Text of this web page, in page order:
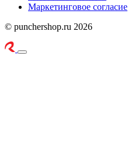
Маркетинговое согласие
© punchershop.ru 2026